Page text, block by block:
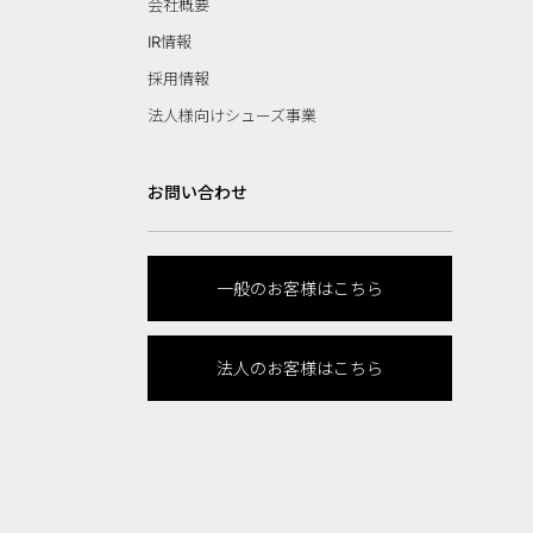
会社概要
IR情報
採用情報
法人様向けシューズ事業
お問い合わせ
一般のお客様はこちら
法人のお客様はこちら